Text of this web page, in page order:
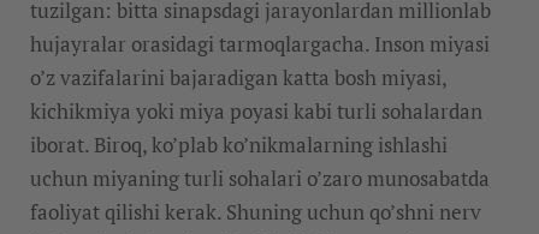
tuzilgan: bitta sinapsdagi jarayonlardan millionlab
hujayralar orasidagi tarmoqlargacha. Inson miyasi
o’z vazifalarini bajaradigan katta bosh miyasi,
kichikmiya yoki miya poyasi kabi turli sohalardan
iborat. Biroq, ko’plab ko’nikmalarning ishlashi
uchun miyaning turli sohalari o’zaro munosabatda
faoliyat qilishi kerak. Shuning uchun qo’shni nerv